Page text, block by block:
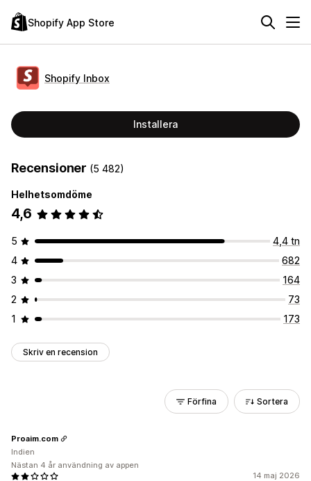
Shopify App Store
Shopify Inbox
Installera
Recensioner (5 482)
Helhetsomdöme
4,6
5
4,4 tn
4
682
3
164
2
73
1
173
Skriv en recension
Förfina Sortera
14 maj 2026
Proaim.com
Indien
Nästan 4 år användning av appen